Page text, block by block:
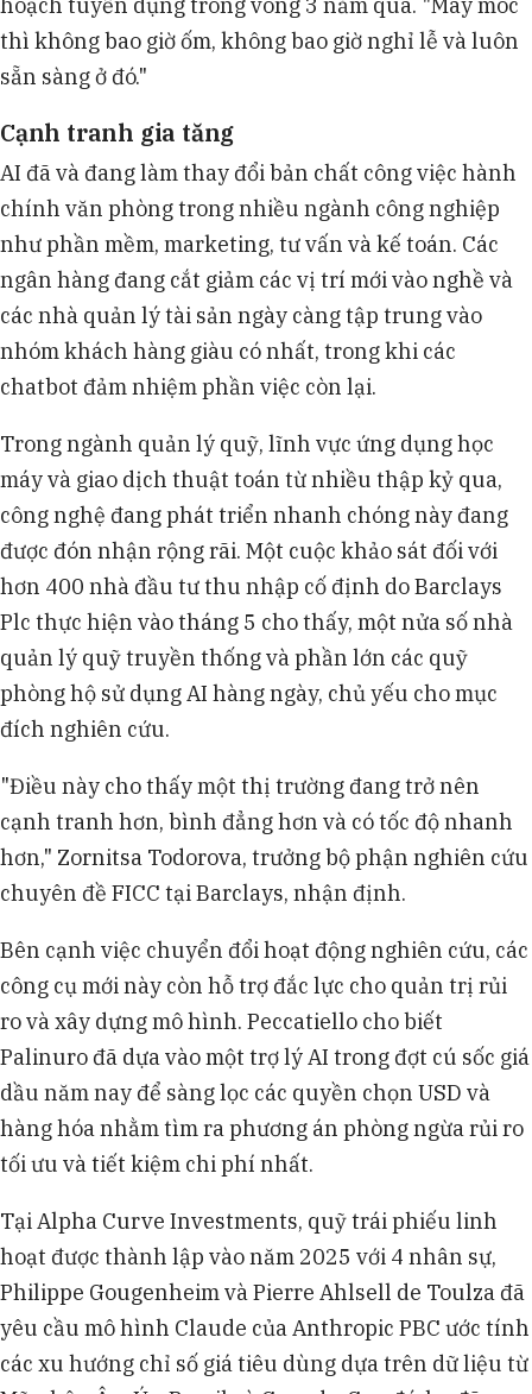
hoạch tuyển dụng trong vòng 3 năm qua. "Máy móc
thì không bao giờ ốm, không bao giờ nghỉ lễ và luôn
sẵn sàng ở đó."
Cạnh tranh gia tăng
AI đã và đang làm thay đổi bản chất công việc hành
chính văn phòng trong nhiều ngành công nghiệp
như phần mềm, marketing, tư vấn và kế toán. Các
ngân hàng đang cắt giảm các vị trí mới vào nghề và
các nhà quản lý tài sản ngày càng tập trung vào
nhóm khách hàng giàu có nhất, trong khi các
chatbot đảm nhiệm phần việc còn lại.
Trong ngành quản lý quỹ, lĩnh vực ứng dụng học
máy và giao dịch thuật toán từ nhiều thập kỷ qua,
công nghệ đang phát triển nhanh chóng này đang
được đón nhận rộng rãi. Một cuộc khảo sát đối với
hơn 400 nhà đầu tư thu nhập cố định do Barclays
Plc thực hiện vào tháng 5 cho thấy, một nửa số nhà
quản lý quỹ truyền thống và phần lớn các quỹ
phòng hộ sử dụng AI hàng ngày, chủ yếu cho mục
đích nghiên cứu.
"Điều này cho thấy một thị trường đang trở nên
cạnh tranh hơn, bình đẳng hơn và có tốc độ nhanh
hơn," Zornitsa Todorova, trưởng bộ phận nghiên cứu
chuyên đề FICC tại Barclays, nhận định.
Bên cạnh việc chuyển đổi hoạt động nghiên cứu, các
công cụ mới này còn hỗ trợ đắc lực cho quản trị rủi
ro và xây dựng mô hình. Peccatiello cho biết
Palinuro đã dựa vào một trợ lý AI trong đợt cú sốc giá
dầu năm nay để sàng lọc các quyền chọn USD và
hàng hóa nhằm tìm ra phương án phòng ngừa rủi ro
tối ưu và tiết kiệm chi phí nhất.
Tại Alpha Curve Investments, quỹ trái phiếu linh
hoạt được thành lập vào năm 2025 với 4 nhân sự,
Philippe Gougenheim và Pierre Ahlsell de Toulza đã
yêu cầu mô hình Claude của Anthropic PBC ước tính
các xu hướng chỉ số giá tiêu dùng dựa trên dữ liệu từ